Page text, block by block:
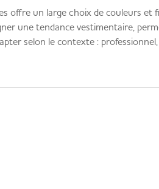
offre un large choix de couleurs et
une tendance vestimentaire,
selon le contexte :